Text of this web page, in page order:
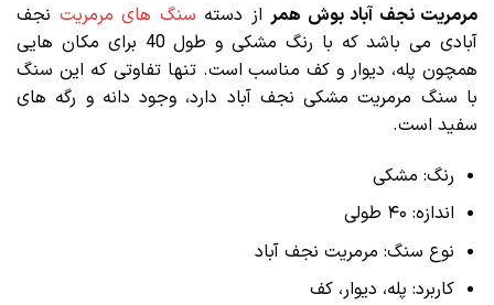
امتیازدهی
مشتری
مرمریت نجف آباد بوش همر از دسته سنگ های مرمریت نجف
آبادی می باشد که با رنگ مشکی و طول 40 برای مکان هایی
همچون پله، دیوار و کف مناسب است. تنها تفاوتی که این سنگ
با سنگ مرمریت مشکی نجف آباد دارد، وجود دانه و رگه های
سفید است.
رنگ: مشکی
اندازه: ۴۰ طولی
نوع سنگ: مرمریت نجف آباد
کاربرد: پله، دیوار، کف